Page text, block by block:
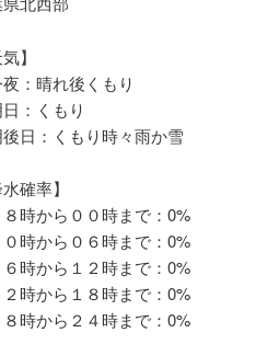
】
：晴れ後くもり
：くもり
日：くもり時々雨か雪
水確率】
時から００時まで：0%
時から０６時まで：0%
時から１２時まで：0%
時から１８時まで：0%
時から２４時まで：0%